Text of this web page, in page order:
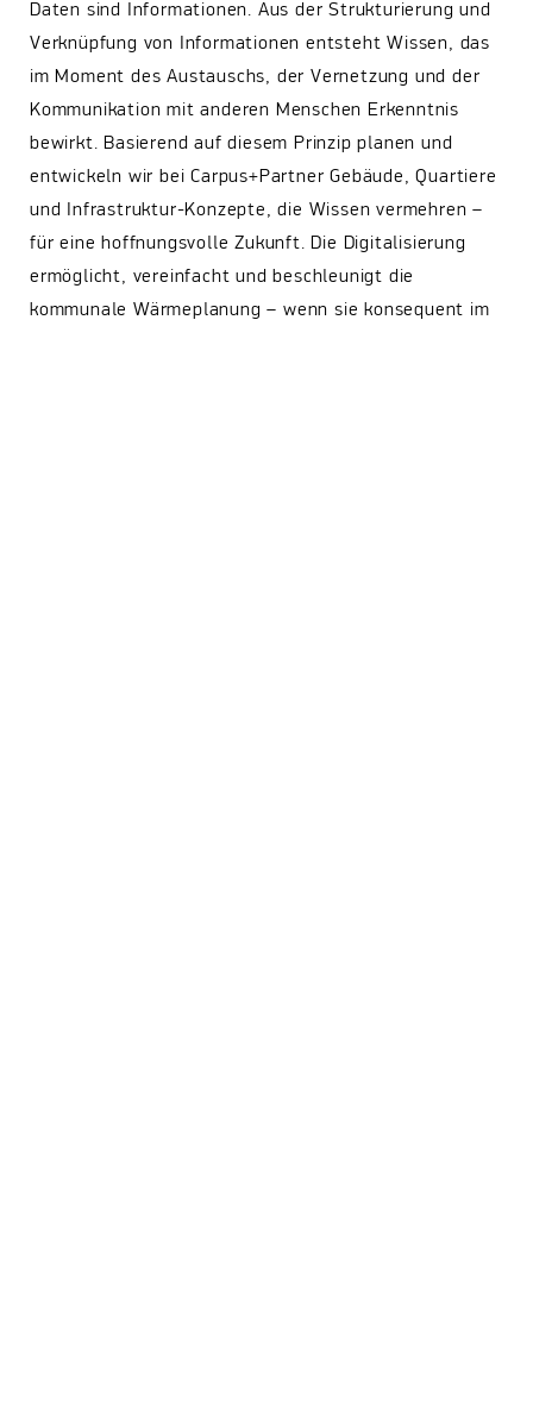
Daten sind Informationen. Aus der Strukturierung und
Verknüpfung von Informationen entsteht Wissen, das
im Moment des Austauschs, der Vernetzung und der
Kommunikation mit anderen Menschen Erkenntnis
bewirkt. Basierend auf diesem Prinzip planen und
entwickeln wir bei Carpus+Partner Gebäude, Quartiere
und Infrastruktur-Konzepte, die Wissen vermehren –
für eine hoffnungsvolle Zukunft. Die Digitalisierung
ermöglicht, vereinfacht und beschleunigt die
kommunale Wärmeplanung – wenn sie konsequent im